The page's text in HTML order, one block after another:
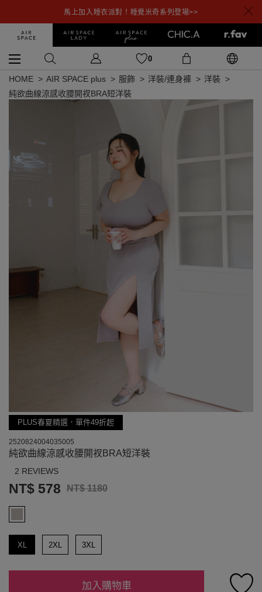
馬上加入睡衣派對！睡覺米奇系列登場>>
0
HOME AIR SPACE plus 服飾 洋裝/連身褲
洋裝
純欲曲線涼感收腰開衩BRA短洋裝
PLUS春夏精選．單件49折起
2520824004035005
純欲曲線涼感收腰開衩BRA短洋裝
2 REVIEWS
NT$ 578 NT$ 1180
XL 2XL 3XL
加入購物車